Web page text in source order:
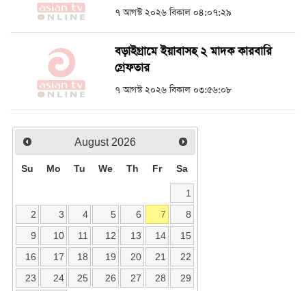
৭ আগস্ট ২০২৬ বিকাল ০৪:০৭:২৯
বড়াইগ্রামে ইয়াবাসহ ২ মাদক কারবারি
গ্রেফতার
৭ আগস্ট ২০২৬ বিকাল ০৩:৫৬:০৮
August 2026
Su Mo Tu We Th Fr Sa
1
2
3 4 5 6 7
8
9
10 11 12 13 14
15
16
17 18 19 20 21
22
23
24 25 26 27 28
29